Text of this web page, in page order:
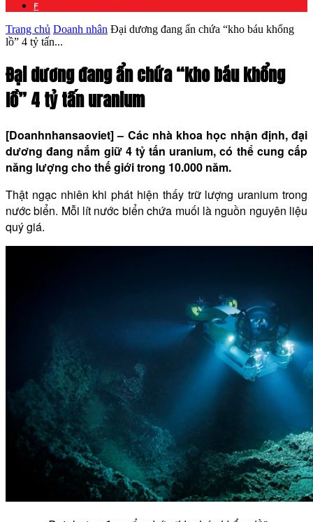
F
Trang chủ Doanh nhân Đại dương đang ẩn chứa “kho báu khổng
lồ” 4 tỷ tấn...
Đại dương đang ẩn chứa “kho báu khổng
lồ” 4 tỷ tấn uranium
[Doanhnhansaoviet] – Các nhà khoa học nhận định, đại
dương đang nắm giữ 4 tỷ tấn uranium, có thể cung cấp
năng lượng cho thế giới trong 10.000 năm.
Thật ngạc nhiên khi phát hiện thấy trữ lượng uranium trong
nước biển. Mỗi lít nước biển chứa muối là nguồn nguyên liệu
quý giá.